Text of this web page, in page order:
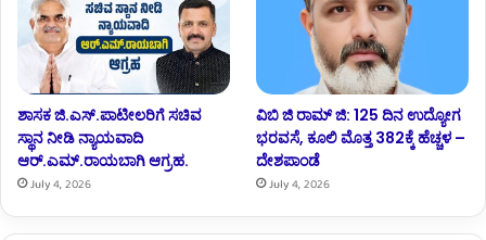
ಶಾಸಕ ಜಿ.ಎಸ್.ಪಾಟೀಲರಿಗೆ ಸಚಿವ
ಸ್ಥಾನ ನೀಡಿ ನ್ಯಾಯವಾದಿ
ಆರ್.‌ಎಮ್.‌ರಾಯಬಾಗಿ ಆಗ್ರಹ.
July 4, 2026
ವಿಬಿ ಜಿ ರಾಮ್ ಜಿ: 125 ದಿನ ಉದ್ಯೋಗ
ಭರವಸೆ, ಕೂಲಿ ಮೊತ್ತ 382ಕ್ಕೆ ಹೆಚ್ಚಳ –
ದೇಶಪಾಂಡೆ
July 4, 2026